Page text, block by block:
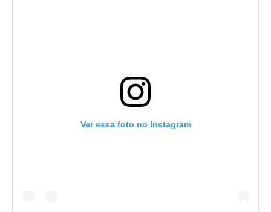
Ver essa foto no Instagram